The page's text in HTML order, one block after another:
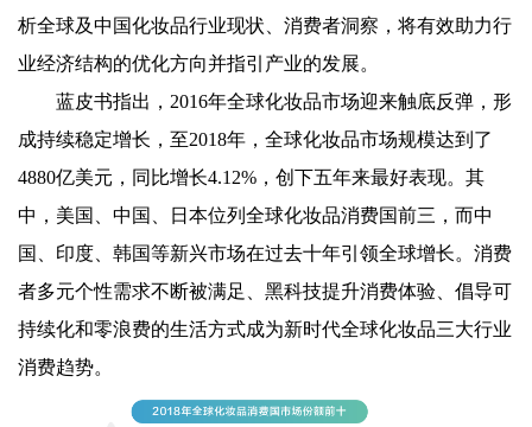
析全球及中国化妆品行业现状、消费者洞察，将有效助力行
业经济结构的优化方向并指引产业的发展。
蓝皮书指出，2016年全球化妆品市场迎来触底反弹，形
成持续稳定增长，至2018年，全球化妆品市场规模达到了
4880亿美元，同比增长4.12%，创下五年来最好表现。其
中，美国、中国、日本位列全球化妆品消费国前三，而中
国、印度、韩国等新兴市场在过去十年引领全球增长。消费
者多元个性需求不断被满足、黑科技提升消费体验、倡导可
持续化和零浪费的生活方式成为新时代全球化妆品三大行业
消费趋势。